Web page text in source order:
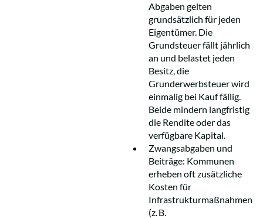
Abgaben gelten
grundsätzlich für jeden
Eigentümer. Die
Grundsteuer fällt jährlich
an und belastet jeden
Besitz, die
Grunderwerbsteuer wird
einmalig bei Kauf fällig.
Beide mindern langfristig
die Rendite oder das
verfügbare Kapital.
Zwangsabgaben und
Beiträge: Kommunen
erheben oft zusätzliche
Kosten für
Infrastrukturmaßnahmen
(z. B.